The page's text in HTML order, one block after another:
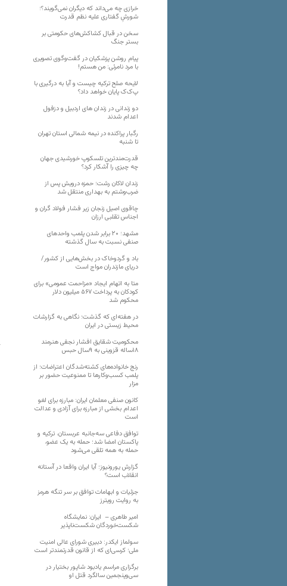
خرازی چه می‌داند که دیگران نمی‌گویند؟؛
شورشِ گفتاری علیه نظم قدرت
سخن در قبال کشاکش‌های حکومتی بر
بستر جنگ
پیام روشن پزشکیان در گفت‌و‌گوی تصویری
با مرد نامرئی: من هستم!
لایحه صلح ترکیه چیست و آیا به درگیری با
پ‌ک‌ک پایان خواهد داد؟
دو زندانی در زندان های اردبیل و دزفول
اعدام شدند
رگبار پراکنده در نیمه شمالی استان تهران
تا شنبه
قدرت‌مندترین تلسکوپ خورشیدی جهان
چه چیزی را آشکار کرد؟
زندان لاکان رشت؛ حمزه درویش پس از
ضرب‌وشتم به بهداری منتقل شد
چاقوی اصیل زنجان زیر فشار فولاد گران و
اجناس تقلبی ارزان
مشهد؛ ۲۰ برابر شدن پلمب واحدهای
صنفی نسبت به سال گذشته
باد و گردوخاک در بخش‌هایی از کشور/
دریای مازندران مواج است
متا به اتهام ایجاد «مزاحمت عمومی» برای
کودکان به پرداخت ۵۶۷ میلیون دلار
محکوم شد
در هفته‌ای که گذشت؛ نگاهی به گزارشات
محیط زیستی در ایران
محکومیت شقایق افشار نجفی هنرمند
۱۸ساله قزوینی به ۹سال حبس
رنج خانواده‌های کشته‌شدگان اعتراضات؛ از
پلمب کسب‌وکارها تا ممنوعیت حضور بر
مزار
کانون صنفی معلمان ایران: مبارزه برای لغو
اعدام بخشی از مبارزه برای آزادی و عدالت
است
توافق دفاعی سه‌جانبه عربستان، ترکیه و
پاکستان امضا شد؛ حمله به یک عضو،
حمله به همه تلقی می‌شود
گزارش یورونیوز؛ آیا ایران واقعا در آستانه
انقلاب است؟
جزئیات و ابهامات توافق بر سر تنگه هرمز
به روایت رویترز
امیر طاهری – ایران: نمایشگاه
شکست‌خوردگان شکست‌ناپذیر
سولماز ایکدر: دبیری شورای عالی امنیت
ملی؛ کرسی‌ای که از قانون قدرتمندتر است
برگزاری مراسم یادبود شاپور بختیار در
سی‌وپنجمین سالگرد قتل او